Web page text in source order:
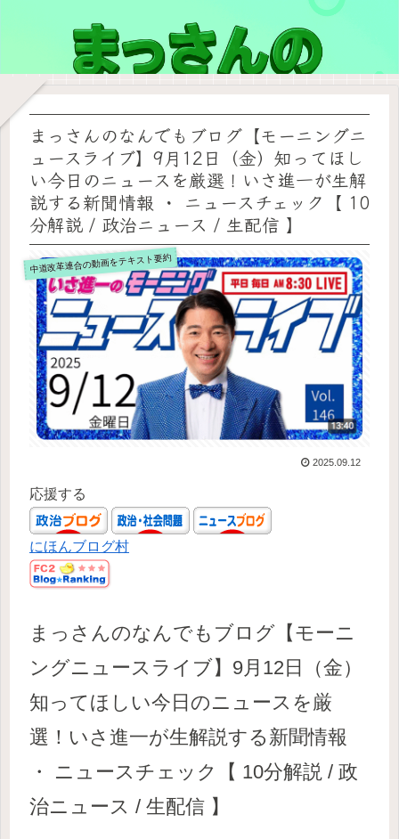
まっさんのなんでもブログ【モーニングニ
ュースライブ】9月12日（金）知ってほし
い今日のニュースを厳選！いさ進一が生解
説する新聞情報 ・ ニュースチェック【 10
分解説 / 政治ニュース / 生配信 】
中道改革連合の動画をテキスト要約
2025.09.12
応援する
にほんブログ村
まっさんのなんでもブログ【モーニ
ングニュースライブ】9月12日（金）
知ってほしい今日のニュースを厳
選！いさ進一が生解説する新聞情報
・ ニュースチェック【 10分解説 / 政
治ニュース / 生配信 】